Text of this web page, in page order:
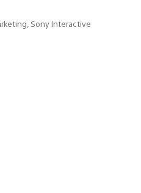
Sony Interactive